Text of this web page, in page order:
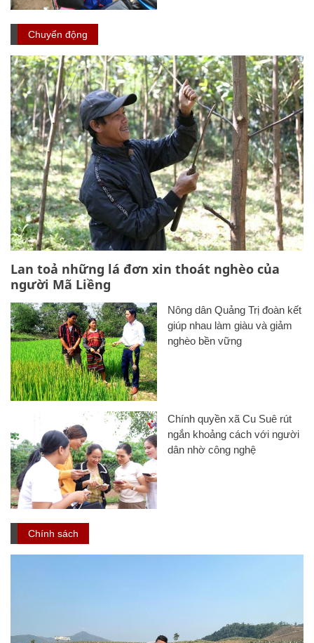
Chuyển động
Lan toả những lá đơn xin thoát nghèo của
người Mã Liềng
Nông dân Quảng Trị đoàn kết
giúp nhau làm giàu và giảm
nghèo bền vững
Chính quyền xã Cu Suê rút
ngắn khoảng cách với người
dân nhờ công nghệ
Chính sách